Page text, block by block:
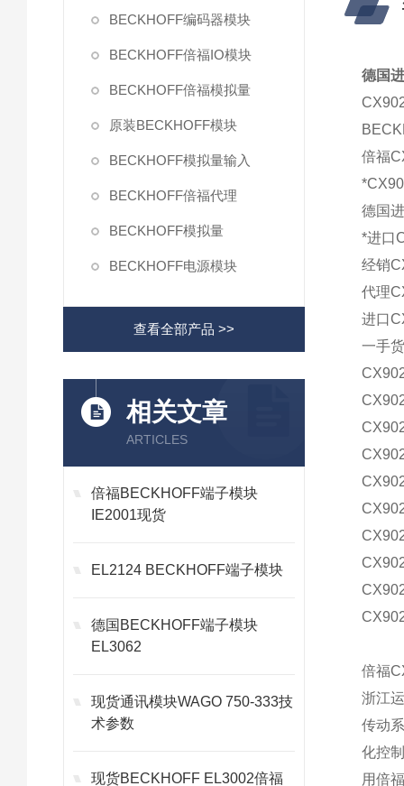
BECKHOFF编码器模块
BECKHOFF倍福IO模块
BECKHOFF倍福模拟量
原装BECKHOFF模块
BECKHOFF模拟量输入
BECKHOFF倍福代理
BECKHOFF模拟量
BECKHOFF电源模块
查看全部产品 >>
相关文章
ARTICLES
倍福BECKHOFF端子模块
IE2001现货
EL2124 BECKHOFF端子模块
德国BECKHOFF端子模块
EL3062
现货通讯模块WAGO 750-333技
术参数
现货BECKHOFF EL3002倍福
德国
倍福
德国
*进口
经销
代理
进口
一手
倍福
浙江
传动
化控
用倍